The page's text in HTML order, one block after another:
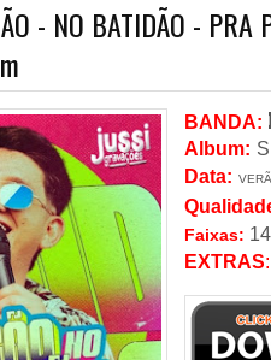
- NO BATIDÃO - PRA
BANDA:
Album:
Data:
Faixas: 14
EXTRAS: